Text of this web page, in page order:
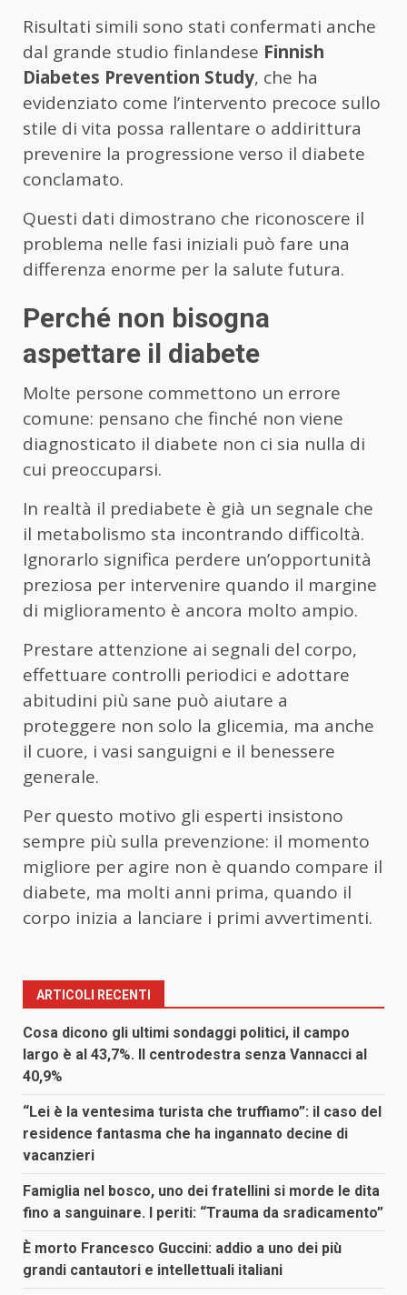
Risultati simili sono stati confermati anche
dal grande studio finlandese Finnish
Diabetes Prevention Study, che ha
evidenziato come l’intervento precoce sullo
stile di vita possa rallentare o addirittura
prevenire la progressione verso il diabete
conclamato.
Questi dati dimostrano che riconoscere il
problema nelle fasi iniziali può fare una
differenza enorme per la salute futura.
Perché non bisogna
aspettare il diabete
Molte persone commettono un errore
comune: pensano che finché non viene
diagnosticato il diabete non ci sia nulla di
cui preoccuparsi.
In realtà il prediabete è già un segnale che
il metabolismo sta incontrando difficoltà.
Ignorarlo significa perdere un’opportunità
preziosa per intervenire quando il margine
di miglioramento è ancora molto ampio.
Prestare attenzione ai segnali del corpo,
effettuare controlli periodici e adottare
abitudini più sane può aiutare a
proteggere non solo la glicemia, ma anche
il cuore, i vasi sanguigni e il benessere
generale.
Per questo motivo gli esperti insistono
sempre più sulla prevenzione: il momento
migliore per agire non è quando compare il
diabete, ma molti anni prima, quando il
corpo inizia a lanciare i primi avvertimenti.
ARTICOLI RECENTI
Cosa dicono gli ultimi sondaggi politici, il campo
largo è al 43,7%. Il centrodestra senza Vannacci al
40,9%
“Lei è la ventesima turista che truffiamo”: il caso del
residence fantasma che ha ingannato decine di
vacanzieri
Famiglia nel bosco, uno dei fratellini si morde le dita
fino a sanguinare. I periti: “Trauma da sradicamento”
È morto Francesco Guccini: addio a uno dei più
grandi cantautori e intellettuali italiani